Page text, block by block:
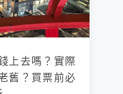
上去嗎？實際
舊？買票前必